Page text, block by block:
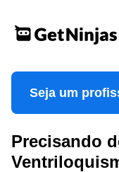
Seja um
Precisando